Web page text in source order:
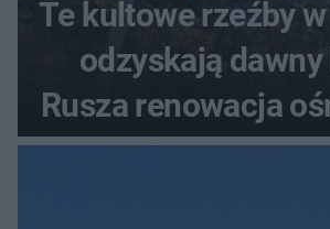
Te kultowe rzeźby
odzyskają
Rusza renowacja
z lat 70.